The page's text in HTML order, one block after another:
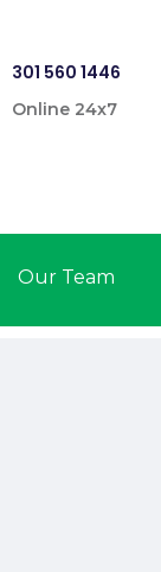
301 560 1446
Online 24x7
Our Team